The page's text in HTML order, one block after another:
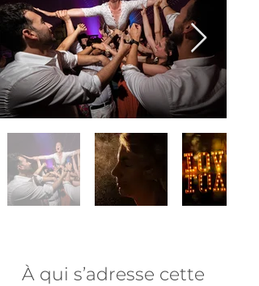
À qui s’adresse cette